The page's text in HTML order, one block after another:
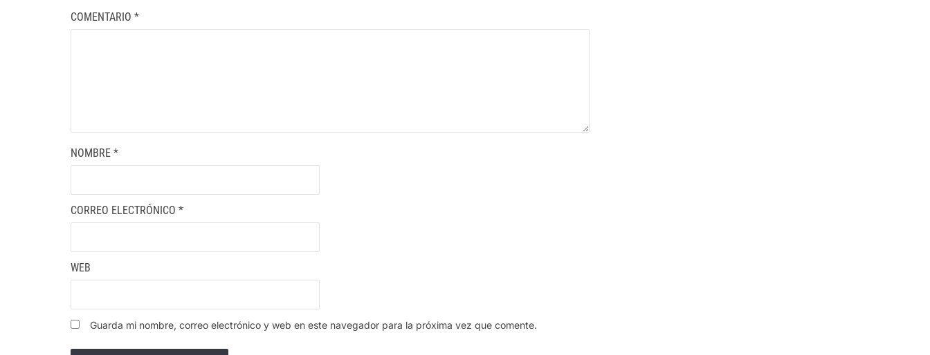
COMENTARIO *
NOMBRE *
CORREO ELECTRÓNICO *
WEB
Guarda mi nombre, correo electrónico y web en este navegador para la próxima vez que comente.